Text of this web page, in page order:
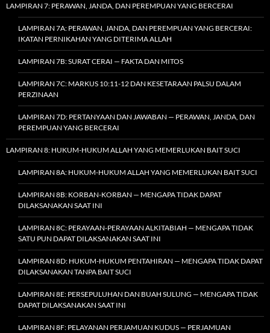
LAMPIRAN 7: PERAWAN, JANDA, DAN PEREMPUAN YANG BERCERAI
LAMPIRAN 7A: PERAWAN, JANDA, DAN PEREMPUAN YANG BERCERAI:
IKATAN PERNIKAHAN YANG DITERIMA ALLAH
LAMPIRAN 7B: SURAT CERAI — FAKTA DAN MITOS
LAMPIRAN 7C: MARKUS 10:11-12 DAN KESETARAAN PALSU DALAM
PERZINAAN
LAMPIRAN 7D: PERTANYAAN DAN JAWABAN — PERAWAN, JANDA, DAN
PEREMPUAN YANG BERCERAI
LAMPIRAN 8: HUKUM-HUKUM ALLAH YANG MEMERLUKAN BAIT SUCI
LAMPIRAN 8A: HUKUM-HUKUM ALLAH YANG MEMERLUKAN BAIT SUCI
LAMPIRAN 8B: KORBAN-KORBAN — MENGAPA TIDAK DAPAT
DILAKSANAKAN SAAT INI
LAMPIRAN 8C: PERAYAAN-PERAYAAN ALKITABIAH — MENGAPA TIDAK
SATU PUN DAPAT DILAKSANAKAN SAAT INI
LAMPIRAN 8D: HUKUM-HUKUM PENTAHIRAN — MENGAPA TIDAK DAPAT
DILAKSANAKAN TANPA BAIT SUCI
LAMPIRAN 8E: PERSEPULUHAN DAN BUAH SULUNG — MENGAPA TIDAK
DAPAT DILAKSANAKAN SAAT INI
LAMPIRAN 8F: PELAYANAN PERJAMUAN KUDUS — PERJAMUAN